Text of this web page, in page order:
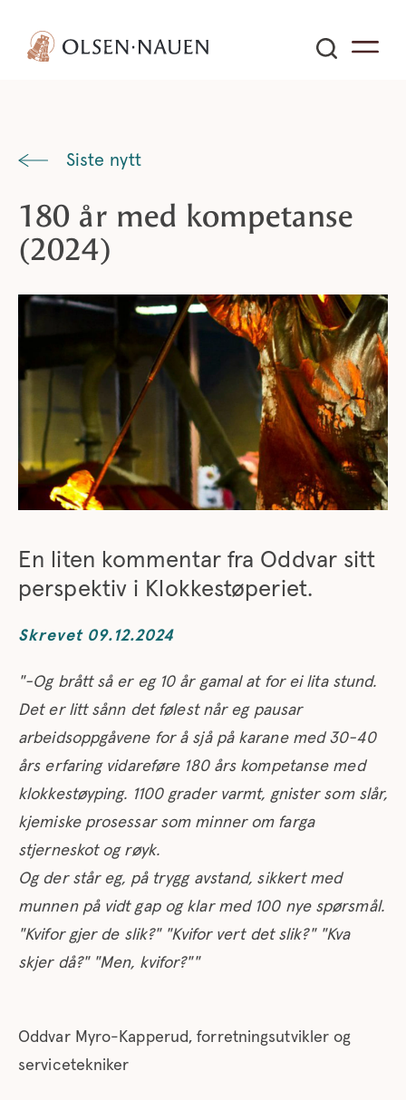
Siste nytt
180 år med kompetanse
(2024)
En liten kommentar fra Oddvar sitt
perspektiv i Klokkestøperiet.
Skrevet 09.12.2024
"-Og brått så er eg 10 år gamal at for ei lita stund.
Det er litt sånn det følest når eg pausar
arbeidsoppgåvene for å sjå på karane med 30-40
års erfaring vidareføre 180 års kompetanse med
klokkestøyping. 1100 grader varmt, gnister som slår,
kjemiske prosessar som minner om farga
stjerneskot og røyk.
Og der står eg, på trygg avstand, sikkert med
munnen på vidt gap og klar med 100 nye spørsmål.
"Kvifor gjer de slik?" "Kvifor vert det slik?" "Kva
skjer då?" "Men, kvifor?""
Oddvar Myro-Kapperud, forretningsutvikler og
servicetekniker